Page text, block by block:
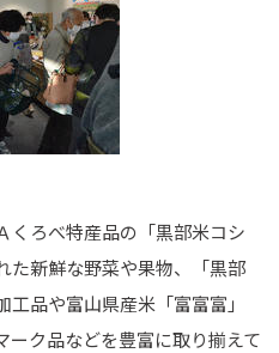
ろべ特産品の「黒部米コシ
た新鮮な野菜や果物、「黒部
品や富山県産米「富富富」
ーク品などを豊富に取り揃えて